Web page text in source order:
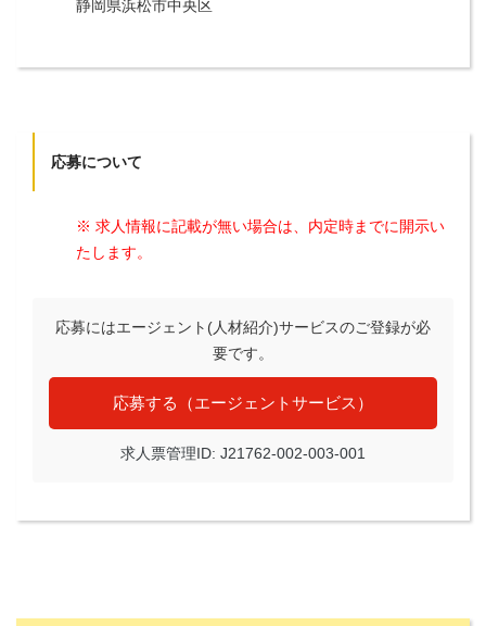
静岡県浜松市中央区
応募について
※ 求人情報に記載が無い場合は、内定時までに開示い
たします。
応募にはエージェント(人材紹介)サービスのご登録が必
要です。
応募する（エージェントサービス）
求人票管理ID: J21762-002-003-001